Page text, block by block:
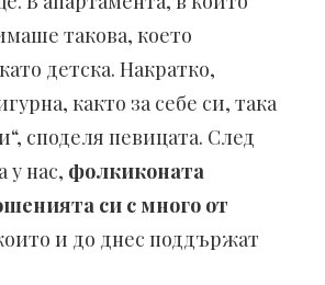
такова, което
детска. Накратко,
както за себе си, така
споделя певицата. След
у нас, фолкиконата
си с много от
и до днес поддържат